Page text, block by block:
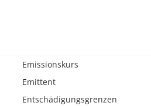
Emissionskurs
Emittent
Entschädigungsgrenzen